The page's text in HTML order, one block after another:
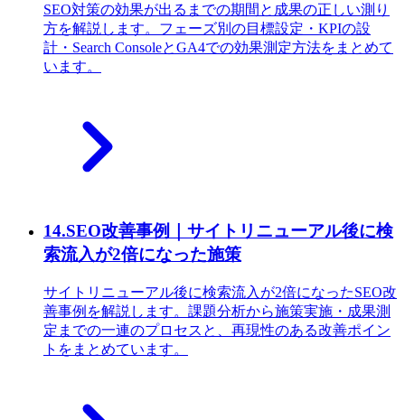
SEO対策の効果が出るまでの期間と成果の正しい測り
方を解説します。フェーズ別の目標設定・KPIの設
計・Search ConsoleとGA4での効果測定方法をまとめて
います。
14.SEO改善事例｜サイトリニューアル後に検
索流入が2倍になった施策
サイトリニューアル後に検索流入が2倍になったSEO改
善事例を解説します。課題分析から施策実施・成果測
定までの一連のプロセスと、再現性のある改善ポイン
トをまとめています。